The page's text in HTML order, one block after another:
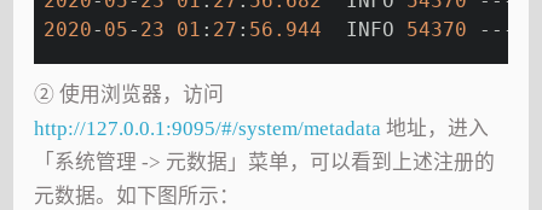
2020- 05- 23 01 : 27 : 56.944
  INFO
54370 ---
② 使用浏览器，访问
http://127.0.0.1:9095/#/system/metadata 地址，进入
「系统管理 -> 元数据」菜单，可以看到上述注册的
元数据。如下图所示：